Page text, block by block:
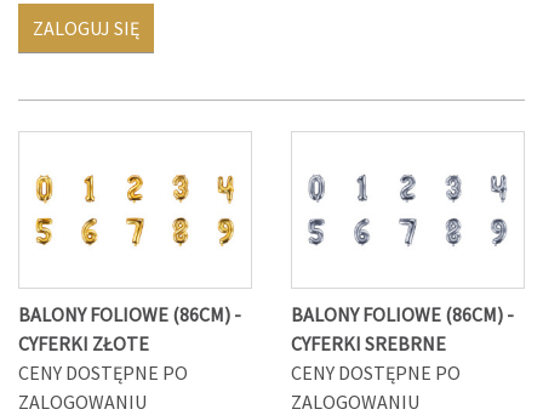
ZALOGUJ SIĘ
BALONY FOLIOWE (86CM) -
CYFERKI ZŁOTE
CENY DOSTĘPNE PO
ZALOGOWANIU
BALONY FOLIOWE (86CM) -
CYFERKI SREBRNE
CENY DOSTĘPNE PO
ZALOGOWANIU